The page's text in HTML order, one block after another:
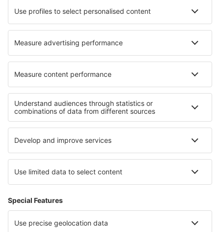
Cele mai bune locuri de cazare - regiuni
Cazare in Parcul Național Kampinoski
Cazare in Karkonosze Mountains (Poland)
Cazare in Voievodatul Łódź
Cazare in Voievodatul Pomerania Occidentală
Cazare in Lake Tisza Cazare on Baltic Sea Coast
Cazare in Brandenburg Lake Plateau